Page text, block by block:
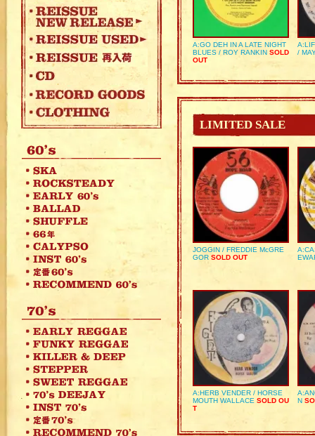
A:GO DEH IN A LATE NIGHT
BLUES / ROY RANKIN SOLD
OUT
/
LIMITED SALE
JOGGIN / FREDDIE McGRE
GOR SOLD OUT
A:HERB VENDER / HORSE
MOUTH WALLACE SOLD OU
T
N